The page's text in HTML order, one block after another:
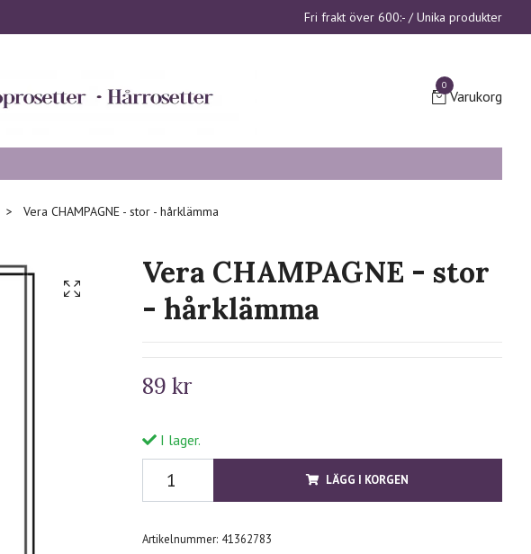
Fri frakt över 600:- / Unika produkter
0
Varukorg
Vera CHAMPAGNE - stor - hårklämma
Vera CHAMPAGNE - stor
- hårklämma
89 kr
I lager.
LÄGG I KORGEN
Artikelnummer: 41362783